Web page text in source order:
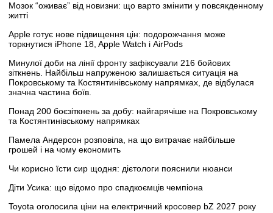
Мозок “оживає” від новизни: що варто змінити у повсякденному
житті
Apple готує нове підвищення цін: подорожчання може
торкнутися iPhone 18, Apple Watch і AirPods
Минулої доби на лінії фронту зафіксували 216 бойових
зіткнень. Найбільш напруженою залишається ситуація на
Покровському та Костянтинівському напрямках, де відбулася
значна частина боїв.
Понад 200 боєзіткнень за добу: найгарячіше на Покровському
та Костянтинівському напрямках
Памела Андерсон розповіла, на що витрачає найбільше
грошей і на чому економить
Чи корисно їсти сир щодня: дієтологи пояснили нюанси
Діти Усика: що відомо про спадкоємців чемпіона
Toyota оголосила ціни на електричний кросовер bZ 2027 року